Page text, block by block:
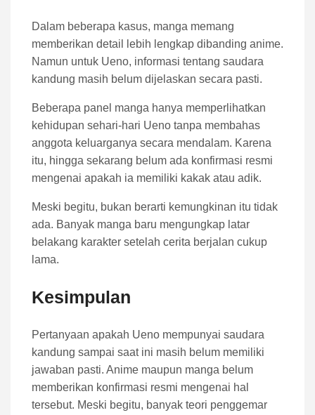
Dalam beberapa kasus, manga memang
memberikan detail lebih lengkap dibanding anime.
Namun untuk Ueno, informasi tentang saudara
kandung masih belum dijelaskan secara pasti.
Beberapa panel manga hanya memperlihatkan
kehidupan sehari-hari Ueno tanpa membahas
anggota keluarganya secara mendalam. Karena
itu, hingga sekarang belum ada konfirmasi resmi
mengenai apakah ia memiliki kakak atau adik.
Meski begitu, bukan berarti kemungkinan itu tidak
ada. Banyak manga baru mengungkap latar
belakang karakter setelah cerita berjalan cukup
lama.
Kesimpulan
Pertanyaan apakah Ueno mempunyai saudara
kandung sampai saat ini masih belum memiliki
jawaban pasti. Anime maupun manga belum
memberikan konfirmasi resmi mengenai hal
tersebut. Meski begitu, banyak teori penggemar